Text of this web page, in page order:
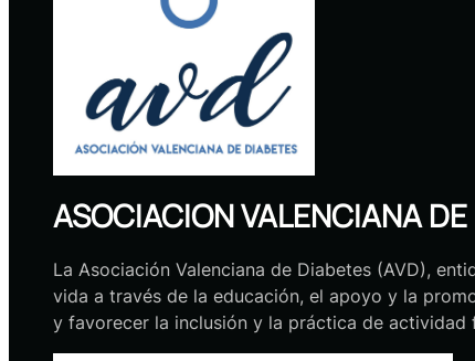
ASOCIACION VALENCIANA
La Asociación Valenciana de Diabetes (AVD),
vida a través de la educación, el apoyo y la
y favorecer la inclusión y la práctica de actividad